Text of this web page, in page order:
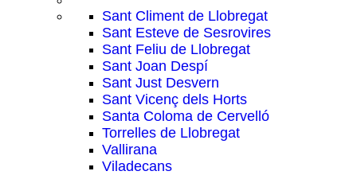
Sant Climent de Llobregat
Sant Esteve de Sesrovires
Sant Feliu de Llobregat
Sant Joan Despí
Sant Just Desvern
Sant Vicenç dels Horts
Santa Coloma de Cervelló
Torrelles de Llobregat
Vallirana
Viladecans